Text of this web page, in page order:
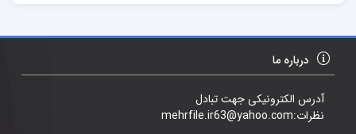
درباره ما
آدرس الکترونیکی جهت تبادل
نظرات:mehrfile.ir63@yahoo.com